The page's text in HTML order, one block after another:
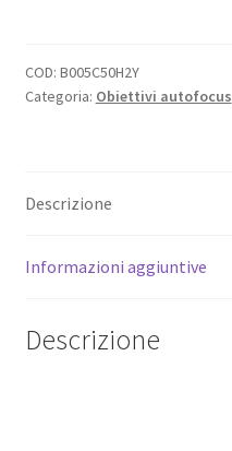
40mm
f2,8
per
reflex
quantità
COD: B005C50H2Y
Categoria: Obiettivi autofocus
Descrizione
Informazioni aggiuntive
Descrizione